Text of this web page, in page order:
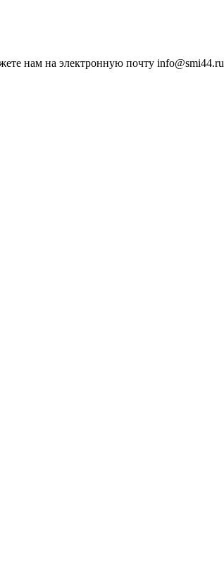
нам на электронную почту info@smi44.ru